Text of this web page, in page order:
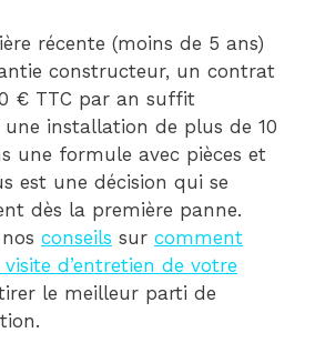
récente (moins de 5 ans)
constructeur, un contrat
€ TTC par an suffit
installation de plus de 10
une formule avec pièces et
est une décision qui se
dès la première panne.
conseils sur comment
d’entretien de votre
le meilleur parti de